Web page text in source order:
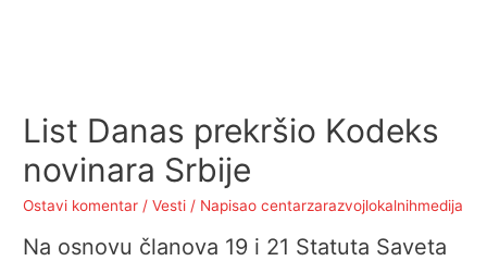
List Danas prekršio Kodeks
novinara Srbije
Ostavi komentar /Vesti / Napisao centarzarazvojlokalnihmedija
Na osnovu članova 19 i 21 Statuta Saveta